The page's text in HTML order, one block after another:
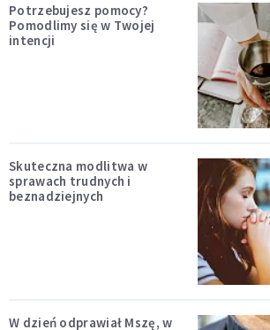
Potrzebujesz pomocy?
Pomodlimy się w Twojej
intencji
Skuteczna modlitwa w
sprawach trudnych i
beznadziejnych
W dzień odprawiał Mszę, w